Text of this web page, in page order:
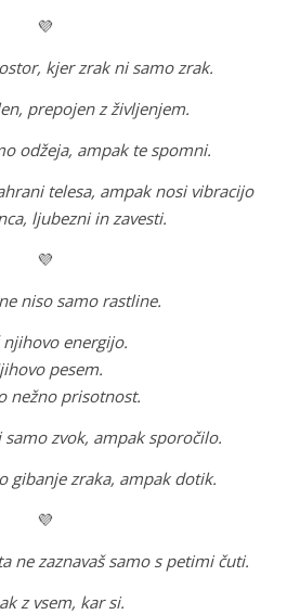
💜
kjer zrak ni samo zrak.
prepojen z življenjem.
odžeja, ampak te spomni.
telesa, ampak nosi vibracijo
ljubezni in zavesti.
💜
niso samo rastline.
njihovo energijo.
pesem.
nežno prisotnost.
zvok, ampak sporočilo.
gibanje zraka, ampak dotik.
💜
ne zaznavaš samo s petimi čuti.
z vsem, kar si.